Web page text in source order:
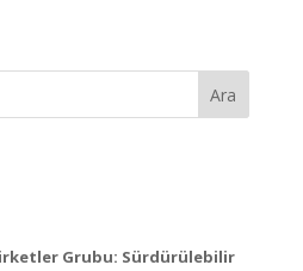
Ara
Grubu: Sürdürülebilir